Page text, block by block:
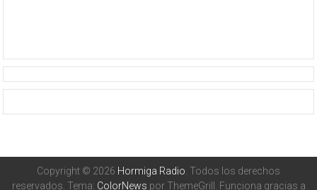
Copyright © 2026 Hormiga Radio . Todos los derechos
reservados. Tema: ColorNews por ThemeGrill. Funciona gracias a